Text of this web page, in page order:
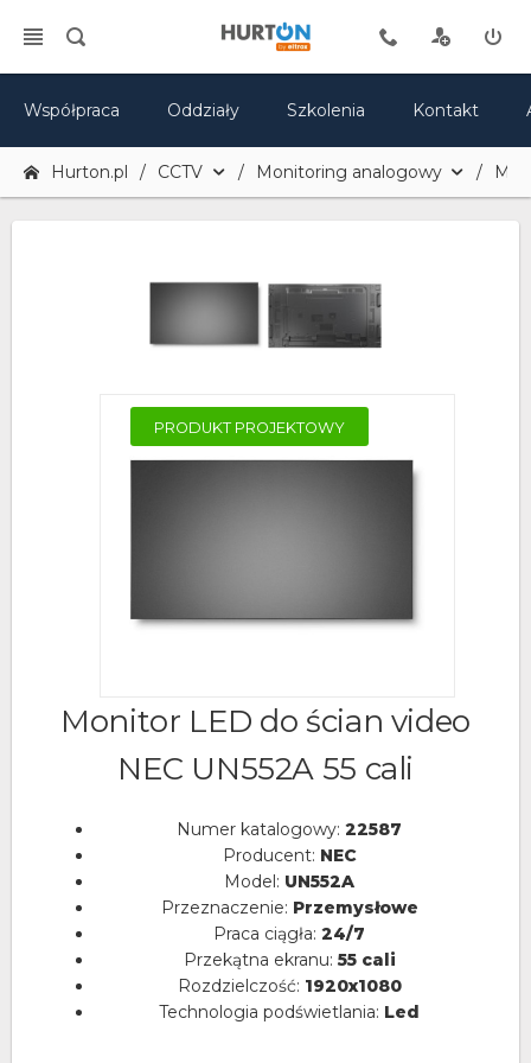
Współpraca Oddziały Szkolenia Kontakt
Hurton.pl CCTV Monitoring analogowy
PRODUKT PROJEKTOWY
Monitor LED do ścian video
NEC UN552A 55 cali
Numer katalogowy: 22587
Producent: NEC
Model: UN552A
Przeznaczenie: Przemysłowe
Praca ciągła: 24/7
Przekątna ekranu: 55 cali
Rozdzielczość: 1920x1080
Technologia podświetlania: Led